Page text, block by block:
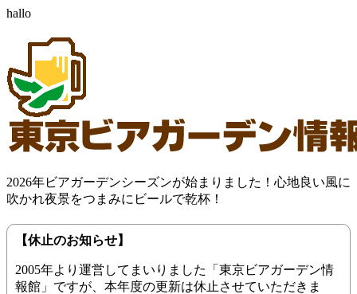
hallo
2026年ビアガーデンシーズンが始まりました！心地良い風に
吹かれ夜景をつまみにビールで乾杯！
【休止のお知らせ】
2005年より運営してまいりました「東京ビアガーデン情
報館」ですが、本年度の更新は休止させていただきま